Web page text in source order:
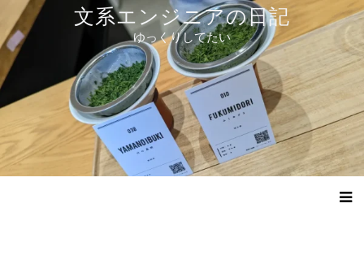
テ
ツ
へ
ス
ッ
プ
文系エンジニアの日記
ゆっくりしてたい